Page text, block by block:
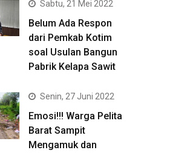
Sabtu, 21 Mei 2022
Belum Ada Respon
dari Pemkab Kotim
soal Usulan Bangun
Pabrik Kelapa Sawit
Senin, 27 Juni 2022
Emosi!!! Warga Pelita
Barat Sampit
Mengamuk dan